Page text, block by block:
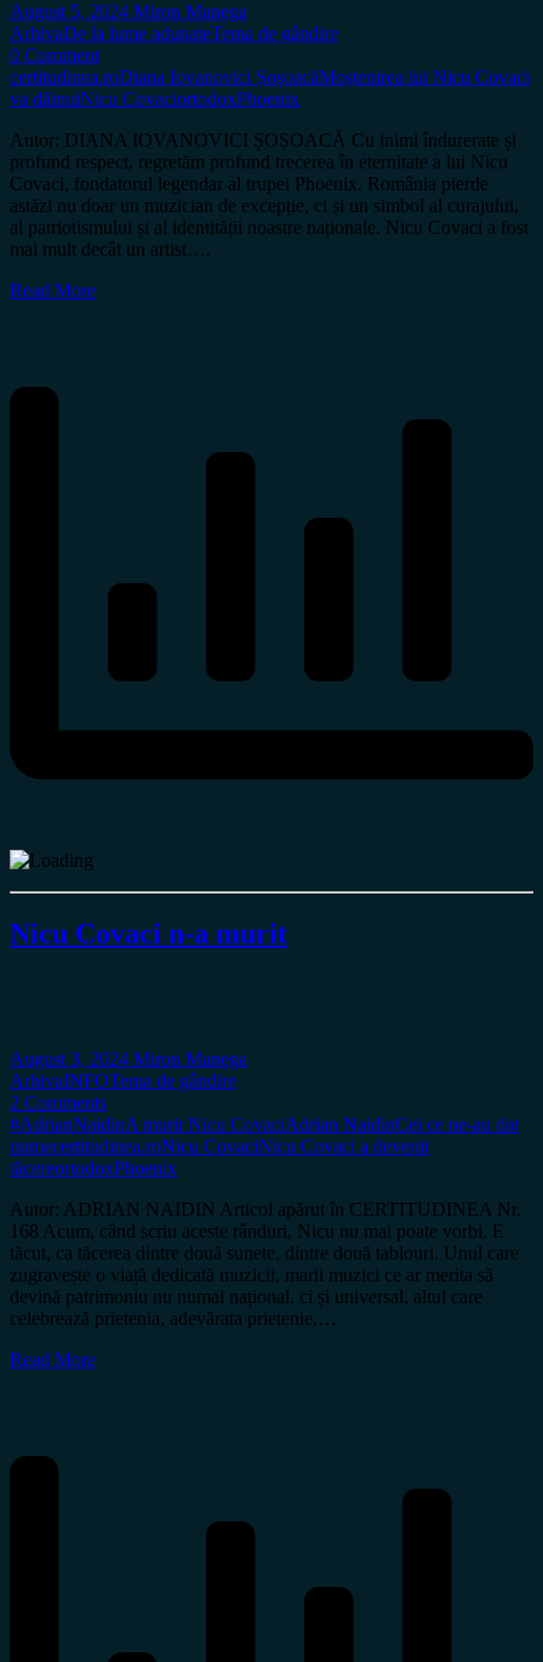
August 5, 2024 Miron Manega
ArhivaDe la lume adunateTema de gândire
0 Comment
certitudinea.roDiana Iovanovici ȘoșoacăMoștenirea lui Nicu Covaci
va dăinuiNicu CovaciortodoxPhoenix
Autor: DIANA IOVANOVICI ȘOȘOACĂ Cu inimi îndurerate și
profund respect, regretăm profund trecerea în eternitate a lui Nicu
Covaci, fondatorul legendar al trupei Phoenix. România pierde
astăzi nu doar un muzician de excepție, ci și un simbol al curajului,
al patriotismului și al identității noastre naționale. Nicu Covaci a fost
mai mult decât un artist….
Read More
Nicu Covaci n-a murit
August 3, 2024 Miron Manega
ArhivaINFOTema de gândire
2 Comments
#AdrianNaidinA murit Nicu CovaciAdrian NaidinCei ce ne-au dat
numecertitudinea.roNicu CovaciNicu Covaci a devenit
tăcereortodoxPhoenix
Autor: ADRIAN NAIDIN Articol apărut în CERTITUDINEA Nr.
168 Acum, când scriu aceste rânduri, Nicu nu mai poate vorbi. E
tăcut, ca tăcerea dintre două sunete, dintre două tablouri. Unul care
zugravește o viață dedicată muzicii, marii muzici ce ar merita să
devină patrimoniu nu numai național, ci și universal, altul care
celebrează prietenia, adevărata prietenie,…
Read More